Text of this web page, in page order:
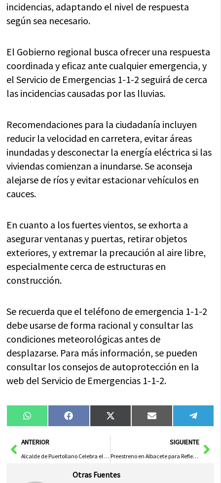
incidencias, adaptando el nivel de respuesta
según sea necesario.
El Gobierno regional busca ofrecer una respuesta
coordinada y eficaz ante cualquier emergencia, y
el Servicio de Emergencias 1-1-2 seguirá de cerca
las incidencias causadas por las lluvias.
Recomendaciones para la ciudadanía incluyen
reducir la velocidad en carretera, evitar áreas
inundadas y desconectar la energía eléctrica si las
viviendas comienzan a inundarse. Se aconseja
alejarse de ríos y evitar estacionar vehículos en
cauces.
En cuanto a los fuertes vientos, se exhorta a
asegurar ventanas y puertas, retirar objetos
exteriores, y extremar la precaución al aire libre,
especialmente cerca de estructuras en
construcción.
Se recuerda que el teléfono de emergencia 1-1-2
debe usarse de forma racional y consultar las
condiciones meteorológicas antes de
desplazarse. Para más información, se pueden
consultar los consejos de autoprotección en la
web del Servicio de Emergencias 1-1-2.
Compartir
en
WhatsAppCompartir
en
FacebookCompartir
en
X
(Twitter)
Compartir
en
Email
en
AntANTERIOR
Alcalde de Puertollano Celebra el Talento Educativo Local en Gala Regional del Día de la Enseñanza
SIGUIENTE
Preestreno en Albacete para Reflexionar sobre la Memoria Democrática
Otras Fuentes